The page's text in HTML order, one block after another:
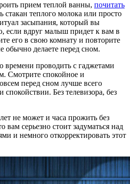
прием теплой ванны, почитать
стакан теплого молока или просто
засыпания, который вы
если вдруг малыш придет к вам в
его в свою комнату и повторите
обычно делаете перед сном.
проводить с гаджетами
Смотрите спокойное и
перед сном лучше всего
Без телевизора, без
не может и часа прожить без
вам серьезно стоит задуматься над
и немного откорректировать этот